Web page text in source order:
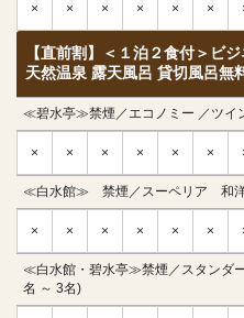
× × × × × ×
【直前割】＜１泊２食付＞ビ
天然温泉 露天風呂 貸切風呂無
≪碧水亭≫禁煙／エコノミー ／ツイ
× × × × × ×
≪白水館≫ 禁煙／スーペリア 和洋
× × × × × ×
≪白水館・碧水亭≫禁煙／スタンダ
名 ～ 3名)